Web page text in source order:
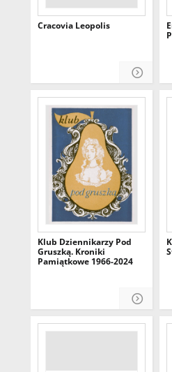
Cracovia Leopolis
Klub Dziennikarzy Pod
Gruszką. Kroniki
Pamiątkowe 1966-2024